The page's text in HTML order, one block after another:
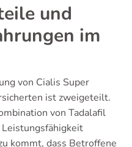
und
im
von Cialis Super
ist zweigeteilt.
von Tadalafil
kommt, dass Betroffene